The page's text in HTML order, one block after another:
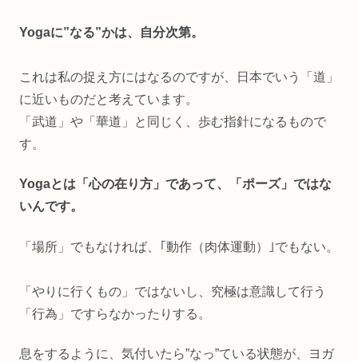
Yogaに”なる”かは、自分次第。
これは私の捉え方にはなるのですが、日本でいう「道」
に近いものだと考えています。
「武道」や「華道」と同じく、歩む指針になるもので
す。
Yogaとは「心の在り方」であって、「ポーズ」ではな
いんです。
「場所」でもなければ、｢動作（肉体運動）｣でもない。
「やりに行くもの」ではないし、究極は意識して行う
「行為」ですらなかったりする。
息をするように、気付いたら”なっ”ている状態が、ヨガ